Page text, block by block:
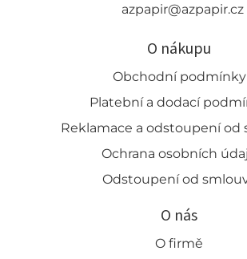
azpapir@azpapir.cz
O nákupu
Obchodní podmínky
Platební a dodací
Reklamace a odstoupení od
Ochrana osobních
Odstoupení od
O nás
O firmě